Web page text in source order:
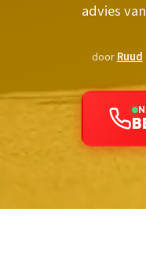
advies
doorRuud